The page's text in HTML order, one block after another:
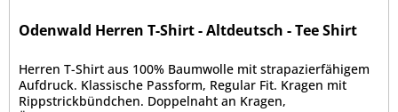
Odenwald Herren T-Shirt - Altdeutsch - Tee Shirt
Herren T-Shirt aus 100% Baumwolle mit strapazierfähigem
Aufdruck. Klassische Passform, Regular Fit. Kragen mit
Rippstrickbündchen. Doppelnaht an Kragen,